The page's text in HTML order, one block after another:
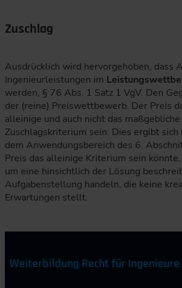
Zuschlag
Ausdrücklich wird hervorgehoben, dass
Ingenieurleistungen im
werden, § 76 Abs. 1 Satz 1 VgV. Den
der (reine) Preiswettbewerb. Der Preis
alleinige und auch nicht das maßgebliche
Zuschlagskriterium sein. Dies ergibt sich
dem Anwendungsbereich des 6.
Preis das alleinige Kriterium sein
um eine hinsichtlich der Lösung
Aufgabenstellung handeln, die keine
Erwartungen stellt.
Weiterbildung Recht für Ingenieure